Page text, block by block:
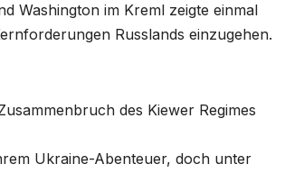
Washington im Kreml zeigte einmal
Russlands einzugehen.
des Kiewer Regimes
Ukraine-Abenteuer, doch unter